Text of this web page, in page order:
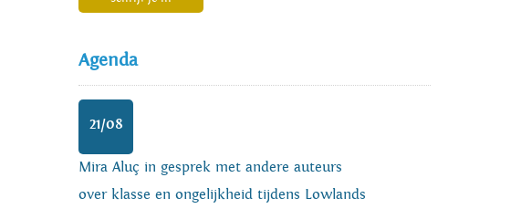
Agenda
21/08
Mira Aluç in gesprek met andere auteurs
over klasse en ongelijkheid tijdens Lowlands